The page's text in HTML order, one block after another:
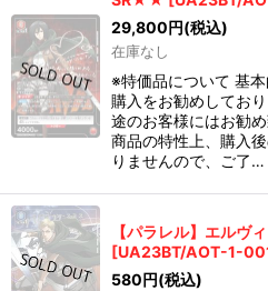
並び順:
絞り
29,800円(税込)
在庫なし
※特価品について 基
購入をお勧めしてお
途のお客様にはお勧
商品の特性上、購入
りませんので、ご了…
【パラレル】エルヴ
[UA23BT/AOT-1-
580円(税込)